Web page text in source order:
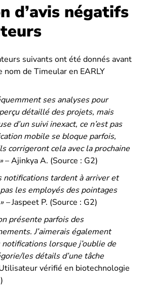
d’avis négatifs
suivants ont été donnés avant
nom de Timeular en EARLY
ses analyses pour
détaillé des projets, mais
d’un suivi inexact, ce n’est pas
mobile se bloque parfois,
corrigeront cela avec la prochaine
– Ajinkya A. (Source : G2)
notifications tardent à arriver et
les employés des pointages
–Jaspeet P. (Source : G2)
présente parfois des
J’aimerais également
lorsque j’oublie de
les détails d’une tâche
vérifié en biotechnologie